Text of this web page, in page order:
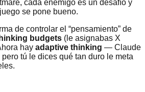
cada enemigo es un desafío y
se pone bueno.
de controlar el “pensamiento” de
budgets (le asignabas X
hay adaptive thinking — Claude
tú le dices qué tan duro le meta